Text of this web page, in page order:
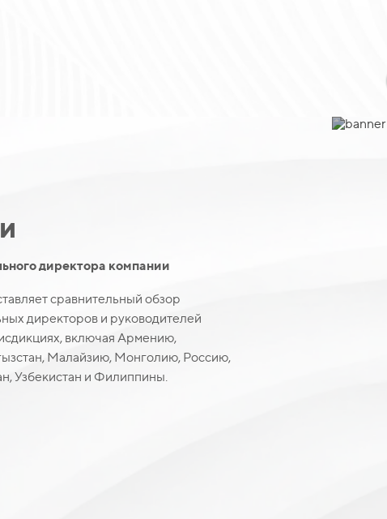
директора компании
сравнительный обзор
директоров и руководителей
включая Армению,
Малайзию, Монголию, Россию,
Узбекистан и Филиппины.